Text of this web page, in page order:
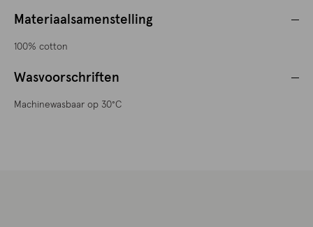
Materiaalsamenstelling
100% cotton
Wasvoorschriften
Machinewasbaar op 30°C